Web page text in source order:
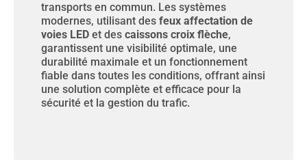
transports en commun. Les systèmes
modernes, utilisant des feux affectation de
voies LED et des caissons croix flèche,
garantissent une visibilité optimale, une
durabilité maximale et un fonctionnement
fiable dans toutes les conditions, offrant ainsi
une solution complète et efficace pour la
sécurité et la gestion du trafic.